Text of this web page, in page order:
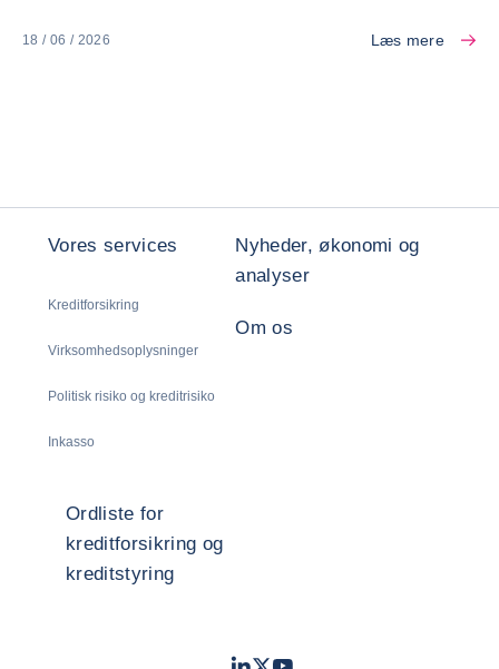
18 / 06 / 2026 Læs mere
Vores services
Kreditforsikring
Virksomhedsoplysninger
Politisk risiko og kreditrisiko
Inkasso
Nyheder, økonomi og
analyser
Om os
Ordliste for
kreditforsikring og
kreditstyring
LinkedIn
TwitterYoutube